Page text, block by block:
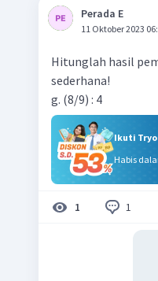
Perada E
11 Oktober 2023
Hitunglah hasil
sederhana!
g. (8/9) : 4
Ikuti
Habis
1 1